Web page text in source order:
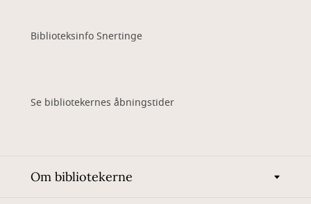
Biblioteksinfo Snertinge
Se bibliotekernes åbningstider
Om bibliotekerne